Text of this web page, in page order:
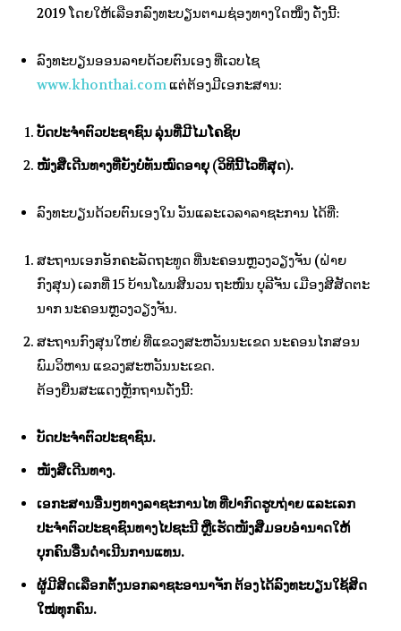
2019 ໂດຍ​ໃຫ້​ເລືອກ​ລົງ​ທະ​ບຽນ​ຕາມ​ຊ່ອງ​ທາງ​ໃດ​ໜຶ່ງ ດັ່ງ​ນີ້:
ລົງ​ທະ​ບຽນ​ອອນ​ລາຍດ້ວຍ​ຕົນ​ເອງ ທີ່​ເວ​ບ​ໄຊ
www.khonthai.comແຕ່ຕ້ອງມີເອກະສານ:
ບັດປະຈຳຕົວປະຊາຊົນ ລຸ່ນທີ່ມີໄມໂຄຊິບ
ໜັງສືເດີນທາງທີ່ຍັງບໍ່ທັນໝົດອາຍຸ (ວິທີນີ້ໄວທີ່ສຸດ).
ລົງທະບຽນດ້ວຍຕົນເອງໃນ ວັນແລະເວລາລາຊະການ ໄດ້ທີ່:
ສະຖານເອກອັກຄະລັດຖະທູດ ທີ່ນະຄອນຫຼວງວຽງຈັນ (ຝ່າຍ
ກົງສຸນ) ເລກທີ່ 15 ບ້ານໂພນສີນວນ ຖະໜົນ ບຸລີຈັນ ເມືອງສີສັດຕະ
ນາກ ນະຄອນຫຼວງວຽງຈັນ.
ສະຖານກົງສຸນໃຫຍ່ ທີ່ແຂວງສະຫວັນນະເຂດ ນະຄອນໄກສອນ
ພົມວິຫານ ແຂວງສະຫວັນນະເຂດ.
ຕ້ອງຍື່ນສະແດງຫຼັກຖານດັ່ງນີ້:
ບັດປະຈຳຕົວປະຊາຊົນ.
ໜັງສືເດີນທາງ.
ເອກະສານອື່ນໆທາງລາຊະການໄທ ທີ່ປາກົດຮູບຖ່າຍ ແລະເລກ
ປະຈຳຕົວປະຊາຊົນທາງໄປຊະນີ ຫຼືເຮັດໜັງສືມອບອຳນາດໃຫ້
ບຸກຄົນອື່ນດຳເນີນການແທນ.
ຜູ້ມີສິດເລືອກຕັ້ງນອກລາຊະອານາຈັກ ຕ້ອງໄດ້ລົງທະບຽນໃຊ້ສິດ
ໃໝ່ທຸກຄົນ.